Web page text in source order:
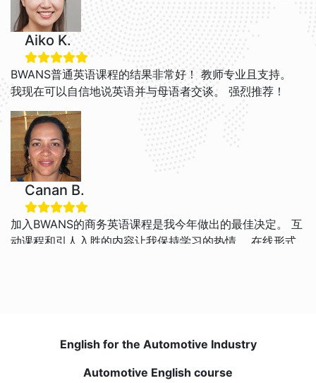
Aiko K.
BWANS普通英语课程的结果非常好！ 教师专业且支持。
我现在可以自信地说英语并与母语者交谈。 强烈推荐！
Canan B.
加入BWANS的商务英语课程是我今年做出的最佳决定。 互
动课程和引人入胜的内容让我保持学习的热情。 在线形式
Kerem O.
English for the Automotive Industry
Automotive English course